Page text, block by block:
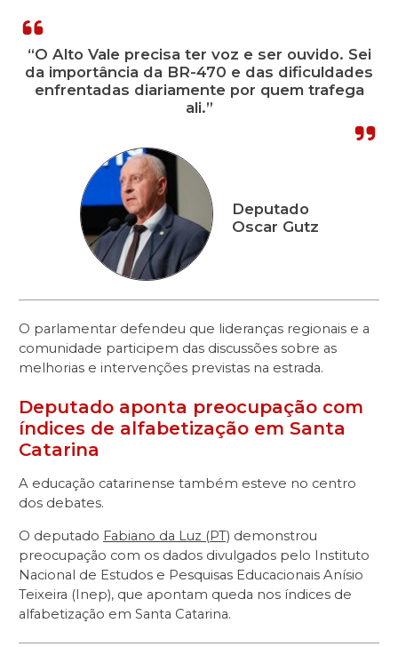
“O Alto Vale precisa ter voz e ser ouvido. Sei
da importância da BR-470 e das dificuldades
enfrentadas diariamente por quem trafega
ali.”
Deputado
Oscar Gutz
O parlamentar defendeu que lideranças regionais e a
comunidade participem das discussões sobre as
melhorias e intervenções previstas na estrada.
Deputado aponta preocupação com
índices de alfabetização em Santa
Catarina
A educação catarinense também esteve no centro
dos debates.
O deputado Fabiano da Luz (PT) demonstrou
preocupação com os dados divulgados pelo Instituto
Nacional de Estudos e Pesquisas Educacionais Anísio
Teixeira (Inep), que apontam queda nos índices de
alfabetização em Santa Catarina.